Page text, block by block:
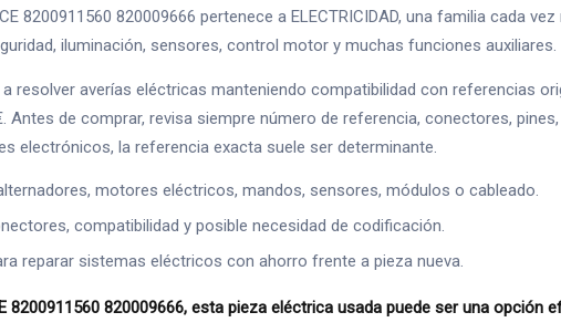
8200911560 820009666 pertenece a ELECTRICIDAD, una familia
iluminación, sensores, control motor y muchas funciones auxiliares.
resolver averías eléctricas manteniendo compatibilidad con referencias
Antes de comprar, revisa siempre número de referencia, conectores,
electrónicos, la referencia exacta suele ser determinante.
motores eléctricos, mandos, sensores, módulos o cableado.
compatibilidad y posible necesidad de codificación.
reparar sistemas eléctricos con ahorro frente a pieza nueva.
8200911560 820009666, esta pieza eléctrica usada puede ser una